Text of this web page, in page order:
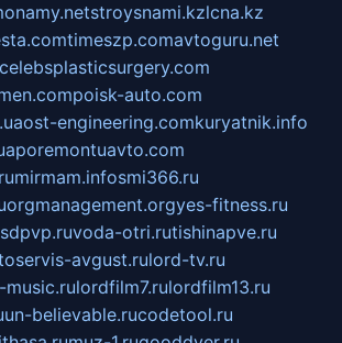
stroysnami.kzlcna.kz
timeszp.comavtoguru.net
poisk-auto.com
ost-engineering.comkuryatnik.info
poremontuavto.com
mirmam.infosmi366.ru
orgmanagement.orgyes-fitness.ru
voda-otri.rutishinapve.ru
avgust.rulord-tv.ru
lordfilm7.rulordfilm13.ru
un-believable.rucodetool.ru